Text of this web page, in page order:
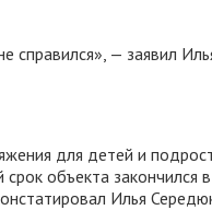
справился», — заявил
для детей и
объекта
Илья